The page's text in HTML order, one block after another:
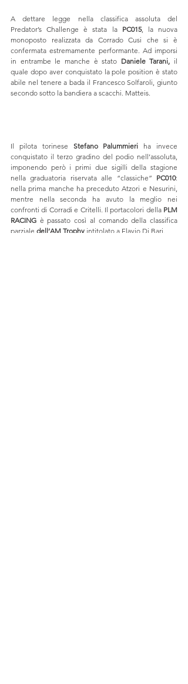
A dettare legge nella classifica assoluta del
Predator’s Challenge è stata la PC015, la nuova
monoposto realizzata da Corrado Cusi che si è
confermata estremamente performante. Ad imporsi
in entrambe le manche è stato Daniele Tarani, il
quale dopo aver conquistato la pole position è stato
abile nel tenere a bada il Francesco Solfaroli, giunto
secondo sotto la bandiera a scacchi. Matteis.
Il pilota torinese Stefano Palummieri ha invece
conquistato il terzo gradino del podio nell’assoluta,
imponendo però i primi due sigilli della stagione
nella graduatoria riservata alle “classiche” PC010:
nella prima manche ha preceduto Atzori e Nesurini,
mentre nella seconda ha avuto la meglio nei
confronti di Corradi e Critelli. Il portacolori della PLM
RACING è passato così al comando della classifica
parziale dell’AM Trophy intitolato a Flavio Di Bari.